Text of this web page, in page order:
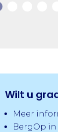
Wilt u
Meer
BergOp